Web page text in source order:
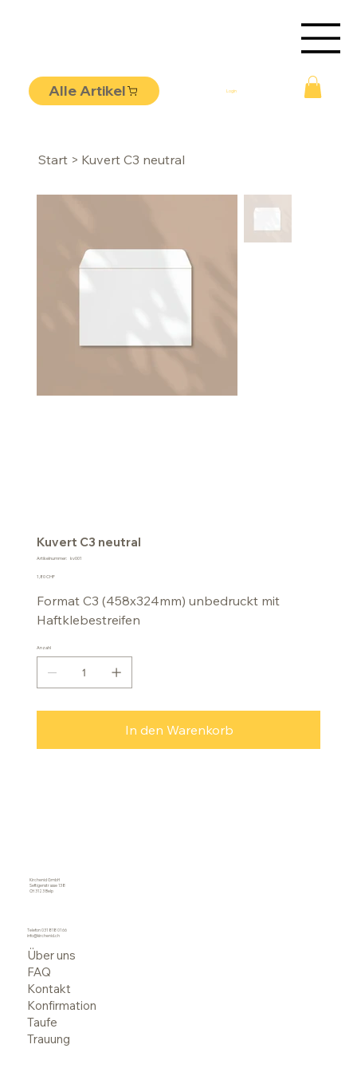
Alle Artikel Login
Start > Kuvert C3 neutral
Kuvert C3 neutral
Artikelnummer:
Artikelnummer:
kv001
Preis
1,80 CHF
Format C3 (458x324mm) unbedruckt mit
Haftklebestreifen
Anzahl
In den Warenkorb
Kirchenid GmbH
Seftigenstrasse 138
CH 3123 Belp
Telefon031 818 01 66
info@kirchenid.ch
Über uns
FAQ
Kontakt
Konfirmation
Taufe
Trauung